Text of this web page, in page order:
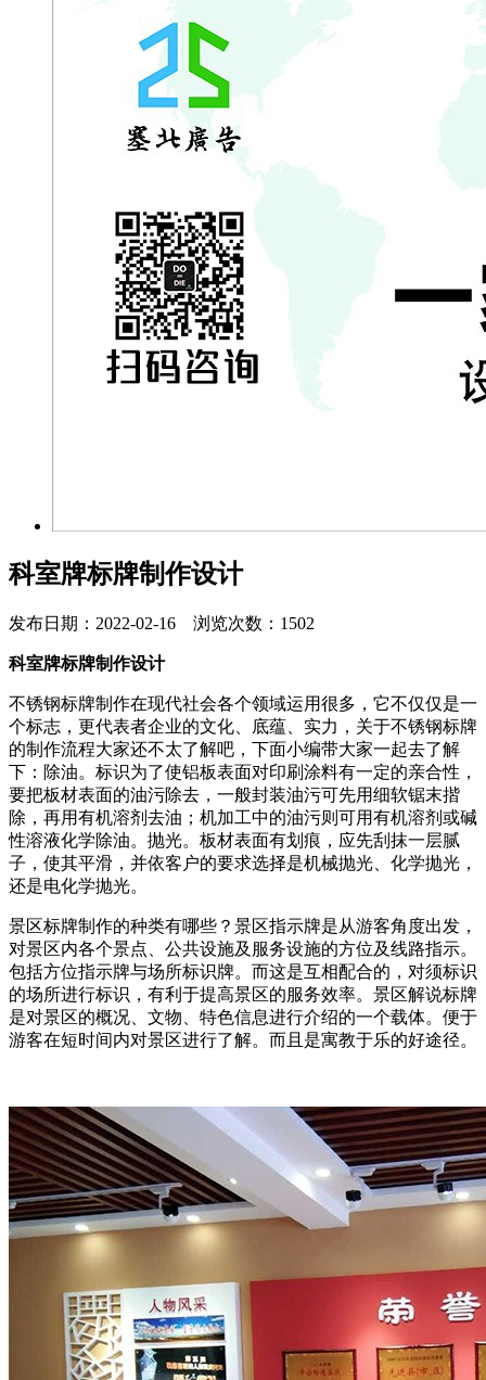
科室牌标牌制作设计
发布日期：2022-02-16 浏览次数：1502
科室牌标牌制作设计
不锈钢标牌制作在现代社会各个领域运用很多，它不仅仅是一
个标志，更代表者企业的文化、底蕴、实力，关于不锈钢标牌
的制作流程大家还不太了解吧，下面小编带大家一起去了解
下：除油。标识为了使铝板表面对印刷涂料有一定的亲合性，
要把板材表面的油污除去，一般封装油污可先用细软锯末揩
除，再用有机溶剂去油；机加工中的油污则可用有机溶剂或碱
性溶液化学除油。抛光。板材表面有划痕，应先刮抹一层腻
子，使其平滑，并依客户的要求选择是机械抛光、化学抛光，
还是电化学抛光。
景区标牌制作的种类有哪些？景区指示牌是从游客角度出发，
对景区内各个景点、公共设施及服务设施的方位及线路指示。
包括方位指示牌与场所标识牌。而这是互相配合的，对须标识
的场所进行标识，有利于提高景区的服务效率。景区解说标牌
是对景区的概况、文物、特色信息进行介绍的一个载体。便于
游客在短时间内对景区进行了解。而且是寓教于乐的好途径。